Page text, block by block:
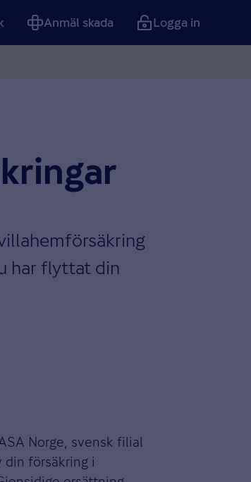
Anmäl skada Logga in
har flyttat din
Norge, svensk filial
din försäkring i